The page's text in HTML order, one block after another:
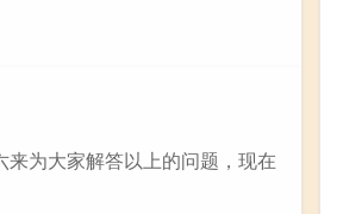
为大家解答以上的问题，现在